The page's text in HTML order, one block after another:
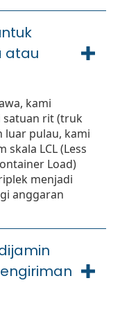
atau
kami
satuan rit (truk
luar pulau, kami
LCL (Less
Load)
menjadi
anggaran